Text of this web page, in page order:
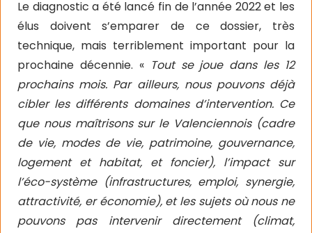
Le diagnostic a été lancé fin de l’année 2022 et les
élus doivent s’emparer de ce dossier, très
technique, mais terriblement important pour la
prochaine décennie. «Tout se joue dans les 12
prochains mois. Par ailleurs, nous pouvons déjà
cibler les différents domaines d’intervention. Ce
que nous maîtrisons sur le Valenciennois (cadre
de vie, modes de vie, patrimoine, gouvernance,
logement et habitat, et foncier), l’impact sur
l’éco-système (infrastructures, emploi, synergie,
attractivité, er économie), et les sujets où nous ne
pouvons pas intervenir directement (climat,